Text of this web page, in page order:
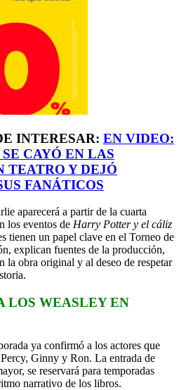
INTERESAR: EN VIDEO:
CAYÓ EN LAS
TEATRO Y DEJÓ
FANÁTICOS
aparecerá a partir de la cuarta
los eventos de Harry Potter y el cáliz
tienen un papel clave en el Torneo de
explican fuentes de la producción,
la obra original y al deseo de respetar
LOS WEASLEY EN
ya confirmó a los actores que
Ginny y Ron. La entrada de
se reservará para temporadas
narrativo de los libros.